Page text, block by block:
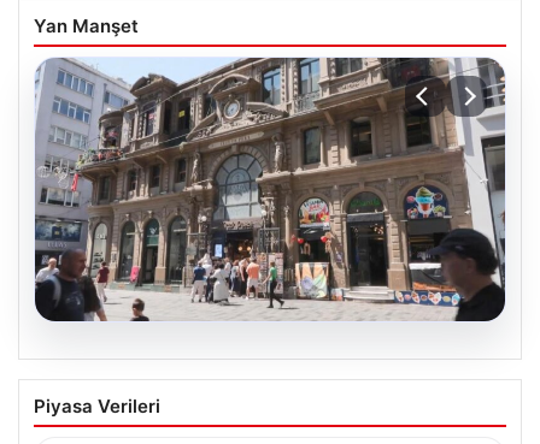
Yan Manşet
08.08.2026
Çiçek Pasajı’nın Görünümünde Yaşanan
Değişiklikler Tartışma Yarattı
Piyasa Verileri